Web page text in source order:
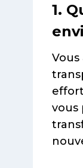
1.
Vous
vous